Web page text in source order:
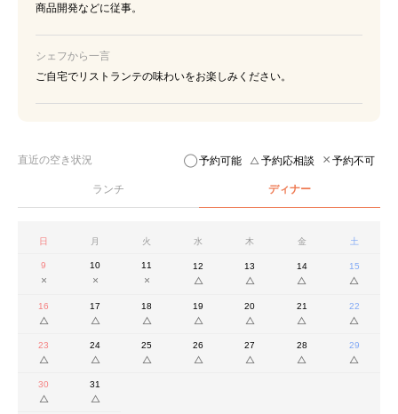
商品開発などに従事。
シェフから一言
ご自宅でリストランテの味わいをお楽しみください。
直近の空き状況 予約可能 予約応相談 予約不可
ランチ ディナー
日 月 火 水 木 金 土
9 10 11 12 13 14 15
16 17 18 19 20 21 22
23 24 25 26 27 28 29
30 31